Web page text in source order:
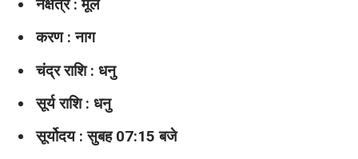
नक्षत्र : मूल
करण : नाग
चंद्र राशि : धनु
सूर्य राशि : धनु
सूर्योदय : सुबह 07:15 बजे